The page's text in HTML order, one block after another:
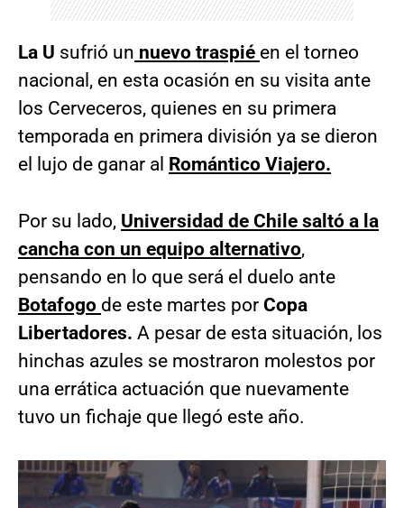
La U sufrió un nuevo traspié en el torneo
nacional, en esta ocasión en su visita ante
los Cerveceros, quienes en su primera
temporada en primera división ya se dieron
el lujo de ganar al Romántico Viajero.
Por su lado, Universidad de Chile saltó a la
cancha con un equipo alternativo,
pensando en lo que será el duelo ante
Botafogo de este martes por Copa
Libertadores. A pesar de esta situación, los
hinchas azules se mostraron molestos por
una errática actuación que nuevamente
tuvo un fichaje que llegó este año.